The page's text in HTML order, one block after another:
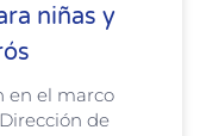
niñas y
en el marco
de